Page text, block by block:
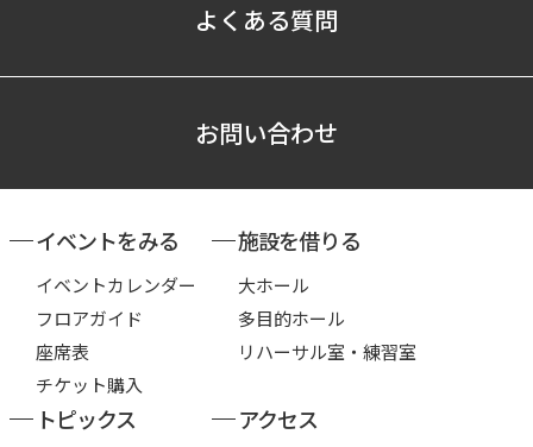
よくある質問
お問い合わせ
イベントをみる
イベントカレンダー
フロアガイド
座席表
チケット購入
施設を借りる
大ホール
多目的ホール
リハーサル室・練習室
トピックス アクセス